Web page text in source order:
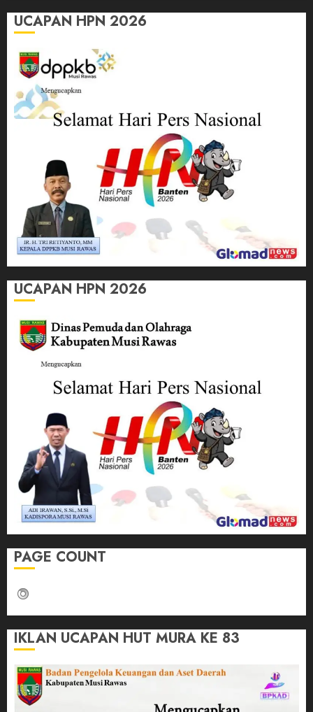
UCAPAN HPN 2026
UCAPAN HPN 2026
PAGE COUNT
IKLAN UCAPAN HUT MURA KE 83